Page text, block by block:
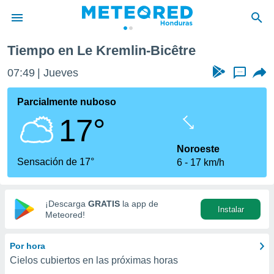
de
ha sido
que se
calidad.
a este
las
y
digital
basada
Tiempo en Le Kremlin-Bicêtre
07:49 Jueves ...
Parcialmente nuboso
17°
Sensación de 17°
Noroeste
6
17 km/h
¡Descarga GRATIS la app de
Meteored!
Instalar
Por hora
Cielos cubiertos en las próximas horas